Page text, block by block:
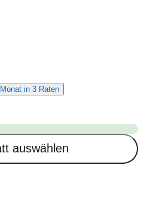
in 3 Raten
auswählen